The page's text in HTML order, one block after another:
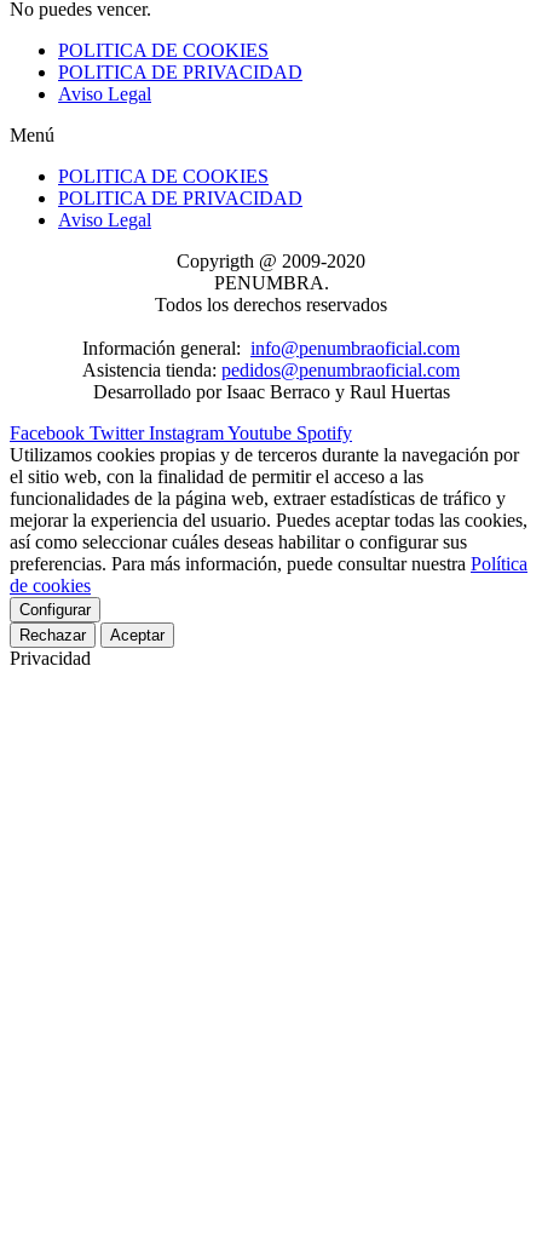
No puedes vencer.
POLITICA DE COOKIES
POLITICA DE PRIVACIDAD
Aviso Legal
Menú
POLITICA DE COOKIES
POLITICA DE PRIVACIDAD
Aviso Legal
Copyrigth @ 2009-2020
PENUMBRA.
Todos los derechos reservados
Información general: info@penumbraoficial.com
Asistencia tienda: pedidos@penumbraoficial.com
Desarrollado por Isaac Berraco y Raul Huertas
Facebook Twitter InstagramYoutube Spotify
Utilizamos cookies propias y de terceros durante la navegación por
el sitio web, con la finalidad de permitir el acceso a las
funcionalidades de la página web, extraer estadísticas de tráfico y
mejorar la experiencia del usuario. Puedes aceptar todas las cookies,
así como seleccionar cuáles deseas habilitar o configurar sus
preferencias. Para más información, puede consultar nuestra Política
de cookies
Configurar
Rechazar
Aceptar
Privacidad